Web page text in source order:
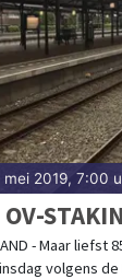
mei 2019, 7:00
- Maar liefst
volgens de